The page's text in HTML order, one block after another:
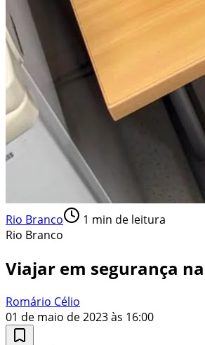
Rio Branco 1 min de leitura
Rio Branco
Viajar em segurança
Romário Célio
01 de maio de 2023 às 16:00